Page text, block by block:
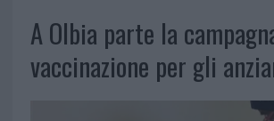
A Olbia parte la
vaccinazione per gli